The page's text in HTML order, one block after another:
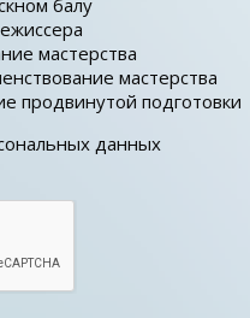
мастерства
мастерства
продвинутой подготовки
данных